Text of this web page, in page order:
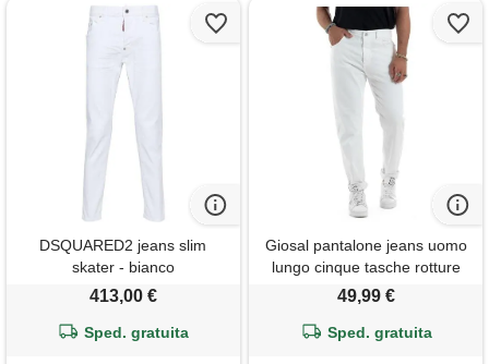
DSQUARED2 jeans slim
skater - bianco
413,00 €
Sped. gratuita
Giosal pantalone jeans uomo
lungo cinque tasche rotture
made in italy (it, numero, 52,
49,99 €
Sped. gratuita